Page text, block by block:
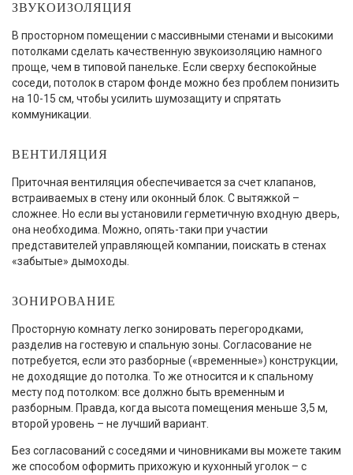
ЗВУКОИЗОЛЯЦИЯ
В просторном помещении с массивными стенами и высокими
потолками сделать качественную звукоизоляцию намного
проще, чем в типовой панельке. Если сверху беспокойные
соседи, потолок в старом фонде можно без проблем понизить
на 10-15 см, чтобы усилить шумозащиту и спрятать
коммуникации.
ВЕНТИЛЯЦИЯ
Приточная вентиляция обеспечивается за счет клапанов,
встраиваемых в стену или оконный блок. С вытяжкой –
сложнее. Но если вы установили герметичную входную дверь,
она необходима. Можно, опять-таки при участии
представителей управляющей компании, поискать в стенах
«забытые» дымоходы.
ЗОНИРОВАНИЕ
Просторную комнату легко зонировать перегородками,
разделив на гостевую и спальную зоны. Согласование не
потребуется, если это разборные («временные») конструкции,
не доходящие до потолка. То же относится и к спальному
месту под потолком: все должно быть временным и
разборным. Правда, когда высота помещения меньше 3,5 м,
второй уровень – не лучший вариант.
Без согласований с соседями и чиновниками вы можете таким
же способом оформить прихожую и кухонный уголок – с